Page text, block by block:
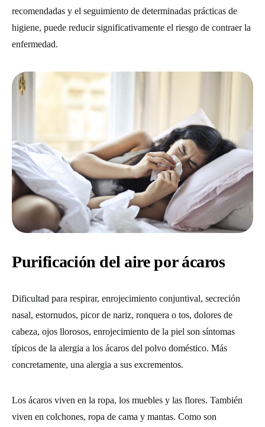
recomendadas y el seguimiento de determinadas prácticas de
higiene, puede reducir significativamente el riesgo de contraer la
enfermedad.
Purificación del aire por ácaros
Dificultad para respirar, enrojecimiento conjuntival, secreción
nasal, estornudos, picor de nariz, ronquera o tos, dolores de
cabeza, ojos llorosos, enrojecimiento de la piel son síntomas
típicos de la alergia a los ácaros del polvo doméstico. Más
concretamente, una alergia a sus excrementos.
Los ácaros viven en la ropa, los muebles y las flores. También
viven en colchones, ropa de cama y mantas. Como son